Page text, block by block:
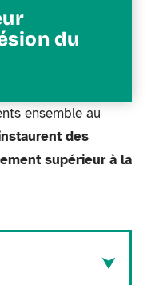
du
ensemble au
des
supérieur à la